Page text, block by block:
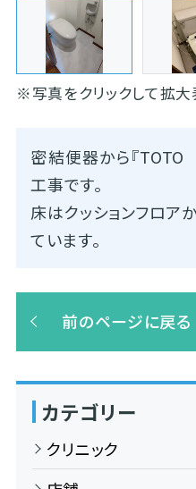
※写真をクリックして拡
密結便器から『TOTO
工事です。
床はクッションフロア
ています。
前のページに戻る
カテゴリー
クリニック